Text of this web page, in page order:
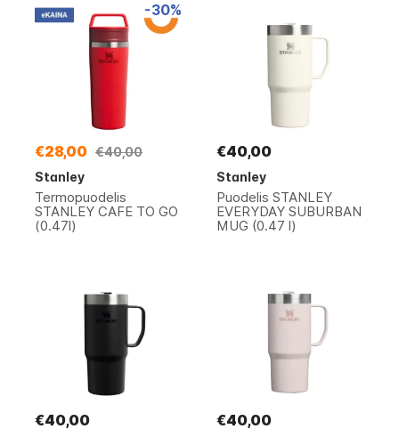
-30%
€28,00 €40,00
Stanley
Termopuodelis
STANLEY CAFE TO GO
(0.47l)
€40,00
Stanley
Puodelis STANLEY
EVERYDAY SUBURBAN
MUG (0.47 l)
€40,00 €40,00